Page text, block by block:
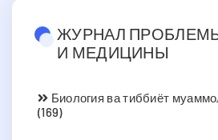
ЖУРНАЛ
И МЕДИЦИНЫ
Биология ва тиббиёт
(169)